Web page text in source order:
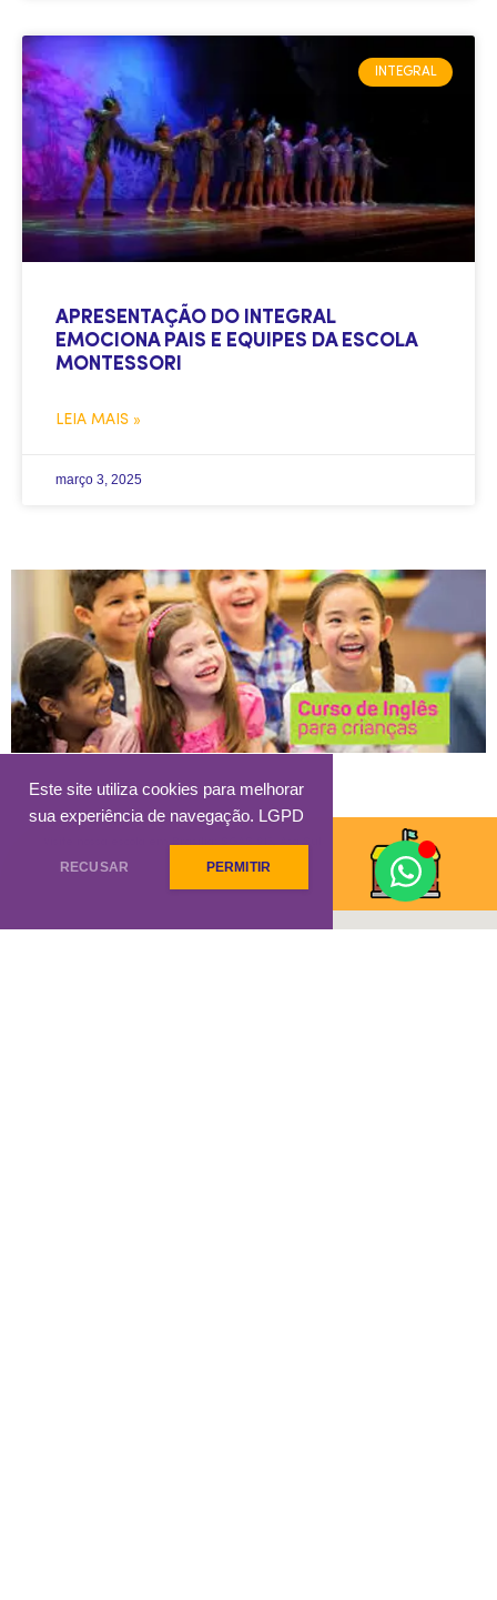
Este site utiliza cookies para melhorar
sua experiência de navegação. LGPD
RECUSAR PERMITIR
INTEGRAL
APRESENTAÇÃO DO INTEGRAL
EMOCIONA PAIS E EQUIPES DA ESCOLA
MONTESSORI
LEIA MAIS »
março 3, 2025